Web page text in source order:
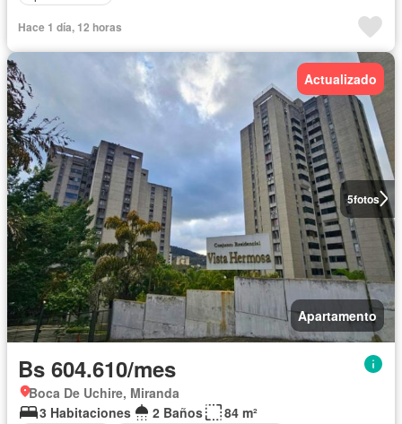
Hace 1 día, 12 horas
5fotos
Actualizado
Apartamento
Bs 604.610/mes
Boca De Uchire, Miranda
3 Habitaciones
2 Baños
84 m²